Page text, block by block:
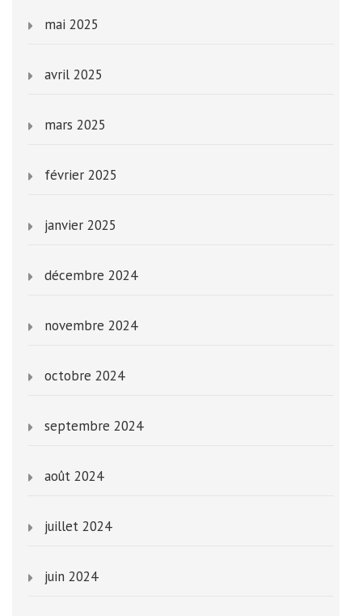
mai 2025
avril 2025
mars 2025
février 2025
janvier 2025
décembre 2024
novembre 2024
octobre 2024
septembre 2024
août 2024
juillet 2024
juin 2024